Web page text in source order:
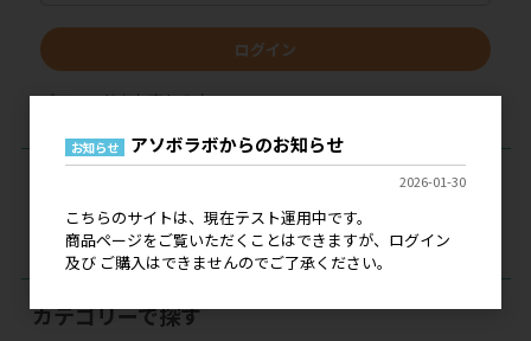
ログイン
パスワードをお忘れの方
カートは空です
カテゴリーで探す
お知らせ アソボラボからのお知らせ
2026-01-30
こちらのサイトは、現在テスト運用中です。
商品ページをご覧いただくことはできますが、ログイン
及び ご購入はできませんのでご了承ください。